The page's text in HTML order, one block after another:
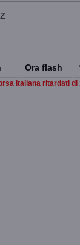
Z
Ora flash
italiana ritardati di